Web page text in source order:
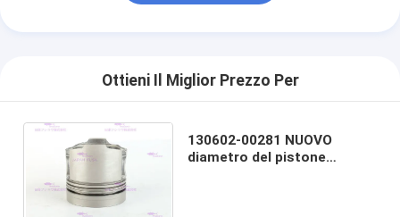
Ottieni Il Miglior Prezzo Per
130602-00281 NUOVO
diametro del pistone